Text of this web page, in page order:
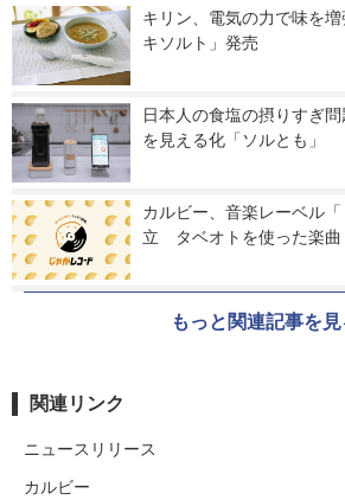
キリン、電気の力で味を
キソルト」発売
日本人の食塩の摂りすぎ
を見える化「ソルとも」
カルビー、音楽レーベル
立　タベオトを使った楽曲
もっと関連記事を見
関連リンク
ニュースリリース
カルビー